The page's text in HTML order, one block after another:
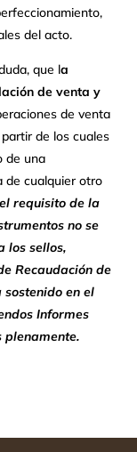
del acto.
que la
de venta y
de venta
de los cuales
de una
de cualquier otro
requisito de la
no se
los sellos,
Recaudación de
en el
Informes
plenamente.